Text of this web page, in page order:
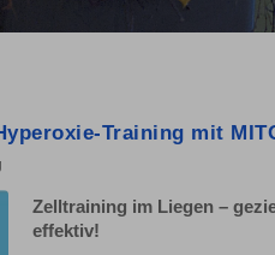
Training mit
Zelltraining im Liegen –
effektiv!